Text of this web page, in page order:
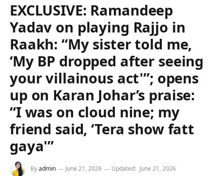
EXCLUSIVE: Ramandeep
Yadav on playing Rajjo in
Raakh: “My sister told me,
‘My BP dropped after seeing
your villainous act'”; opens
up on Karan Johar’s praise:
“I was on cloud nine; my
friend said, ‘Tera show fatt
gaya'”
Byadmin June 21, 2026 Updated: June 21, 2026